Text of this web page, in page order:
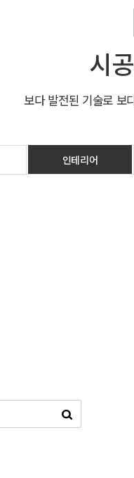
시
보다 발전된 기술로 보
인테리어